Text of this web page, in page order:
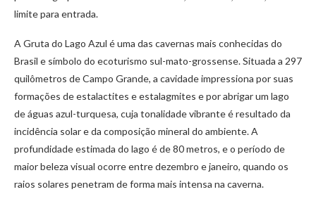
limite para entrada.
A Gruta do Lago Azul é uma das cavernas mais conhecidas do
Brasil e símbolo do ecoturismo sul-mato-grossense. Situada a 297
quilômetros de Campo Grande, a cavidade impressiona por suas
formações de estalactites e estalagmites e por abrigar um lago
de águas azul-turquesa, cuja tonalidade vibrante é resultado da
incidência solar e da composição mineral do ambiente. A
profundidade estimada do lago é de 80 metros, e o período de
maior beleza visual ocorre entre dezembro e janeiro, quando os
raios solares penetram de forma mais intensa na caverna.